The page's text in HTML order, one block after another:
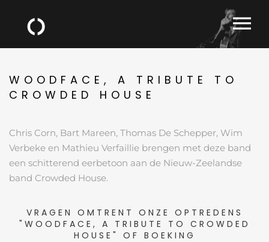
WOODFACE, A TRIBUTE TO
CROWDED HOUSE
Chris Corn, Bart Mareen, Thomas De Schepper, Wim
Verbeke en Mathieu Verfaillie brengen met deze band
een schitterend eerbetoon aan de Nieuw-Zeelandse
band Crowded House.
VRAGEN OMTRENT ONZE OPTREDENS
"WOODFACE, A TRIBUTE TO CROWDED
HOUSE" OF BOEKING